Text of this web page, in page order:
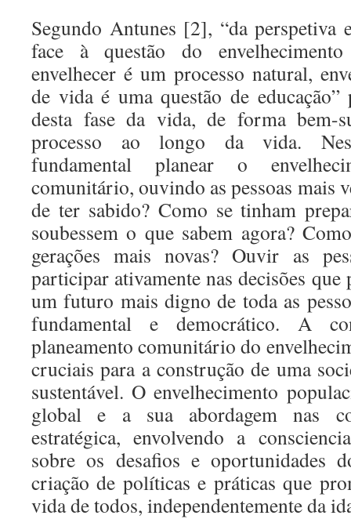
Segundo Antunes [2], “da perspetiva
face à questão do
envelhecer é um processo natural,
de vida é uma questão de educação”
desta fase da vida, de forma bem-
processo ao longo da vida.
fundamental planear o
comunitário, ouvindo as pessoas mais
de ter sabido? Como se tinham
soubessem o que sabem agora?
gerações mais novas? Ouvir as
participar ativamente nas decisões
um futuro mais digno de toda as
fundamental e democrático. A
planeamento comunitário do
cruciais para a construção de uma
sustentável. O envelhecimento
global e a sua abordagem nas
estratégica, envolvendo a
sobre os desafios e oportunidades
criação de políticas e práticas que
vida de todos, independentemente da